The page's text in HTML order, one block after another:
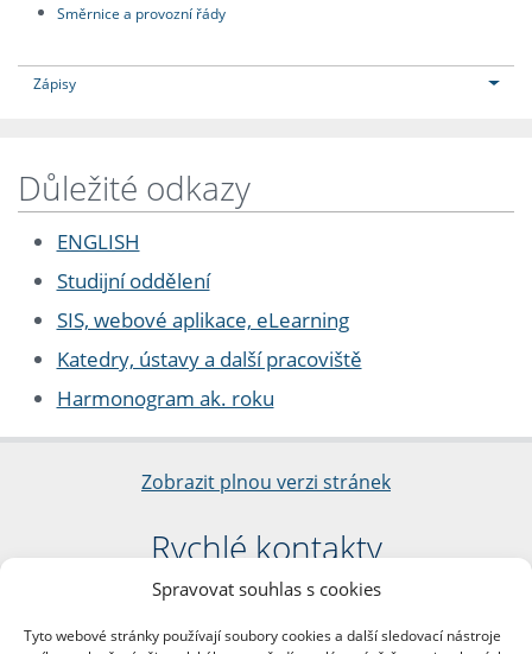
Spravovat souhlas s cookies
Tyto webové stránky používají soubory cookies a další sledovací nástroje
Směrnice a provozní řády
Zápisy
Důležité odkazy
ENGLISH
Studijní oddělení
SIS, webové aplikace, eLearning
Katedry, ústavy a další pracoviště
Harmonogram ak. roku
Zobrazit plnou verzi stránek
Rychlé kontakty
Filozofická fakulta
nám. Jana Palacha 1/2